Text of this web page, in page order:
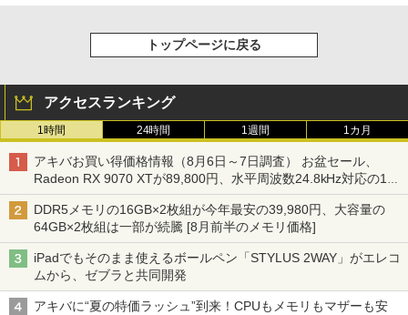
トップページに戻る
アクセスランキング
1時間 24時間 1週間 1カ月
アキバお買い得価格情報（8月6日～7日調査） お盆セール、
Radeon RX 9070 XTが89,800円、水平周波数24.8kHz対応の17
型モニターが9,801円、暑さ指数連動セール ほか
DDR5メモリの16GB×2枚組が今年最安の39,980円、大容量の
64GB×2枚組は一部が続騰 [8月前半のメモリ価格]
iPadでもそのまま使えるボールペン「STYLUS 2WAY」がエレコ
ムから、ゼブラと共同開発
アキバに“夏の特価ラッシュ”到来！CPUもメモリもマザーも安